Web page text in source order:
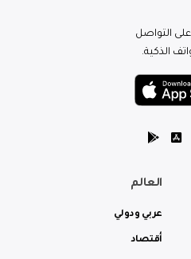
التواصل
الذكية.
العالم
عربي ودولي
أقتصاد